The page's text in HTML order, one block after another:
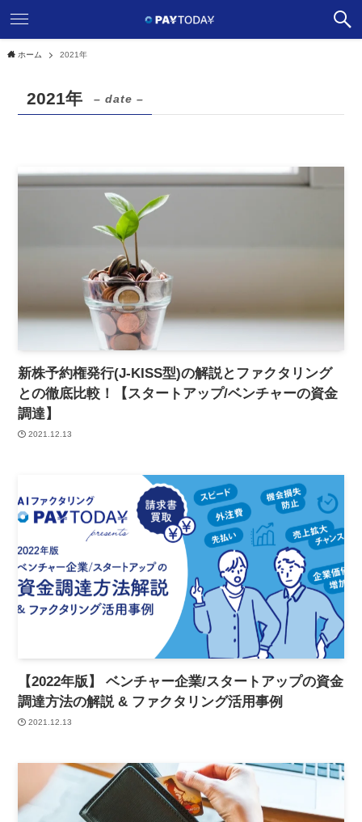
ホーム 2021年
2021年 – date –
新株予約権発行(J-KISS型)の解説とファクタリング
との徹底比較！【スタートアップ/ベンチャーの資金
調達】
2021.12.13
【2022年版】 ベンチャー企業/スタートアップの資金
調達方法の解説 & ファクタリング活用事例
2021.12.13